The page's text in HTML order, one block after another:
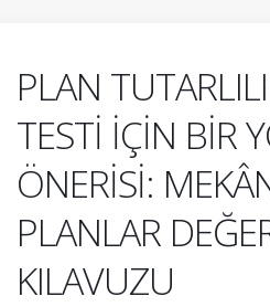
PLAN
TESTİ İÇİN BİR
ÖNERİSİ:
PLANLAR
KILAVUZU